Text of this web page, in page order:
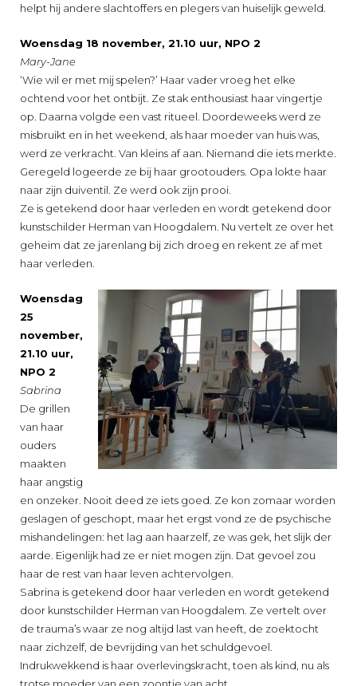
helpt hij andere slachtoffers en plegers van huiselijk geweld.
Woensdag 18 november, 21.10 uur, NPO 2
Mary-Jane
‘Wie wil er met mij spelen?’ Haar vader vroeg het elke
ochtend voor het ontbijt. Ze stak enthousiast haar vingertje
op. Daarna volgde een vast ritueel. Doordeweeks werd ze
misbruikt en in het weekend, als haar moeder van huis was,
werd ze verkracht. Van kleins af aan. Niemand die iets merkte.
Geregeld logeerde ze bij haar grootouders. Opa lokte haar
naar zijn duiventil. Ze werd ook zijn prooi.
Ze is getekend door haar verleden en wordt getekend door
kunstschilder Herman van Hoogdalem. Nu vertelt ze over het
geheim dat ze jarenlang bij zich droeg en rekent ze af met
haar verleden.
Woensdag
25
november,
21.10 uur,
NPO 2
Sabrina
De grillen
van haar
ouders
maakten
haar angstig
en onzeker. Nooit deed ze iets goed. Ze kon zomaar worden
geslagen of geschopt, maar het ergst vond ze de psychische
mishandelingen: het lag aan haarzelf, ze was gek, het slijk der
aarde. Eigenlijk had ze er niet mogen zijn. Dat gevoel zou
haar de rest van haar leven achtervolgen.
Sabrina is getekend door haar verleden en wordt getekend
door kunstschilder Herman van Hoogdalem. Ze vertelt over
de trauma’s waar ze nog altijd last van heeft, de zoektocht
naar zichzelf, de bevrijding van het schuldgevoel.
Indrukwekkend is haar overlevingskracht, toen als kind, nu als
trotse moeder van een zoontje van acht.